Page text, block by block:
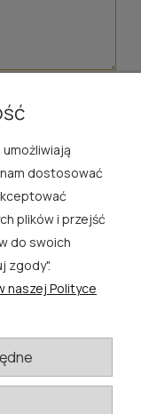
dostosować
plików i przejść
do swoich
zgody".
naszej Polityce